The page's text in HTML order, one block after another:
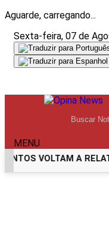
Aguarde, carregando...
Sexta-feira, 07 de
MENU
VOLTAM A